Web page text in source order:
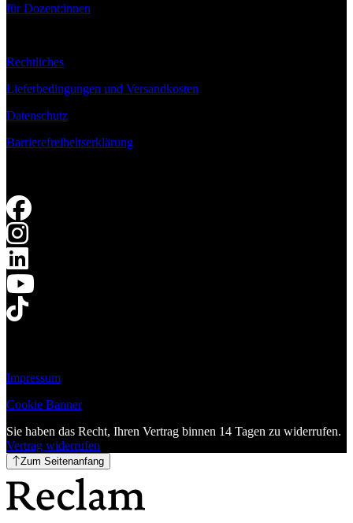
für Dozent:innen
Rechtliches
Lieferbedingungen und Versandkosten
Datenschutz
Barrierefreiheitserklärung
Impressum
Cookie Banner
Sie haben das Recht, Ihren Vertrag binnen 14 Tagen zu widerrufen.
Vertrag widerrufen
Zum Seitenanfang